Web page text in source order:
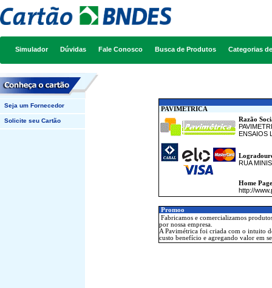
Simulador Dúvidas Fale Conosco Busca de Produtos Categorias
Seja um Fornecedor
Solicite seu Cartão
PAVIMETRICA
Razão
ENSAIOS
RUA
Home Page
http://
Promoo
Fabricamos e comercializamos
por nossa empresa.
A Pavimétrica foi criada com o intuito
custo benefício e agregando valor em